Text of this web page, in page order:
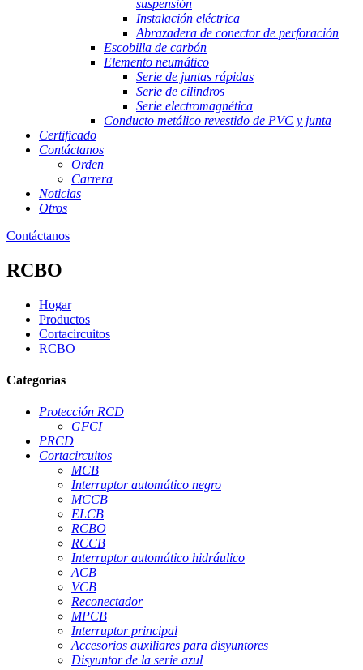
suspensión
Instalación eléctrica
Abrazadera de conector de perforación
Escobilla de carbón
Elemento neumático
Serie de juntas rápidas
Serie de cilindros
Serie electromagnética
Conducto metálico revestido de PVC y junta
Certificado
Contáctanos
Orden
Carrera
Noticias
Otros
Contáctanos
RCBO
Hogar
Productos
Cortacircuitos
RCBO
Categorías
Protección RCD
GFCI
PRCD
Cortacircuitos
MCB
Interruptor automático negro
MCCB
ELCB
RCBO
RCCB
Interruptor automático hidráulico
ACB
VCB
Reconectador
MPCB
Interruptor principal
Accesorios auxiliares para disyuntores
Disyuntor de la serie azul